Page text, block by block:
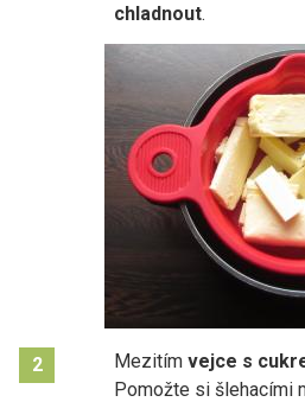
chladnout.
2 Mezitím vejce s
Pomožte si šlehacími